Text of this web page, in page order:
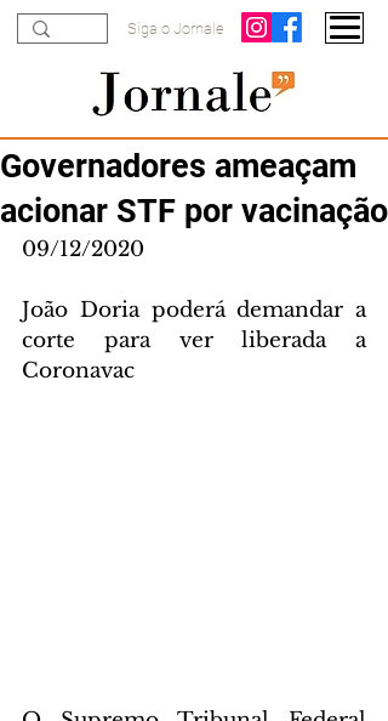
Siga o Jornale
Governadores ameaçam
acionar STF por vacinação
09/12/2020
João Doria poderá demandar a
corte para ver liberada a
Coronavac